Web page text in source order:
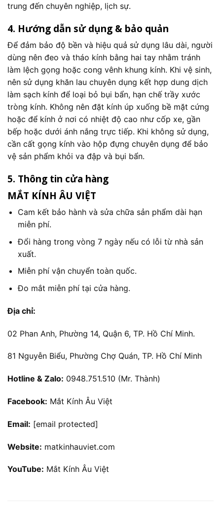
trung đến chuyên nghiệp, lịch sự.
4. Hướng dẫn sử dụng & bảo quản
Để đảm bảo độ bền và hiệu quả sử dụng lâu dài, người
dùng nên đeo và tháo kính bằng hai tay nhằm tránh
làm lệch gọng hoặc cong vênh khung kính. Khi vệ sinh,
nên sử dụng khăn lau chuyên dụng kết hợp dung dịch
làm sạch kính để loại bỏ bụi bẩn, hạn chế trầy xước
tròng kính. Không nên đặt kính úp xuống bề mặt cứng
hoặc để kính ở nơi có nhiệt độ cao như cốp xe, gần
bếp hoặc dưới ánh nắng trực tiếp. Khi không sử dụng,
cần cất gọng kính vào hộp đựng chuyên dụng để bảo
vệ sản phẩm khỏi va đập và bụi bẩn.
5. Thông tin cửa hàng
MẮT KÍNH ÂU VIỆT
Cam kết bảo hành và sửa chữa sản phẩm dài hạn
miễn phí.
Đổi hàng trong vòng 7 ngày nếu có lỗi từ nhà sản
xuất.
Miễn phí vận chuyển toàn quốc.
Đo mắt miễn phí tại cửa hàng.
Địa chỉ:
02 Phan Anh, Phường 14, Quận 6, TP. Hồ Chí Minh.
81 Nguyễn Biểu, Phường Chợ Quán, TP. Hồ Chí Minh
Hotline & Zalo: 0948.751.510 (Mr. Thành)
Facebook: Mắt Kính Âu Việt
Email: [email protected]
Website: matkinhauviet.com
YouTube: Mắt Kính Âu Việt